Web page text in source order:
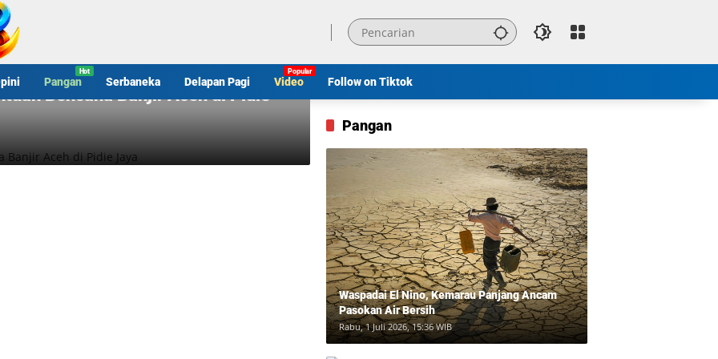
Pangan Serbaneka Delapan Pagi Video Follow on Tiktok
Bencana Banjir Aceh di Pidie
Pangan
Waspadai El Nino, Kemarau Panjang Ancam
Pasokan Air Bersih
Rabu, 1 Juli 2026, 15:36 WIB